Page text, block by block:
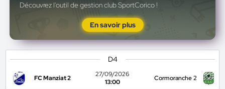
Découvrez l'outil de gestion club SportCorico !
En savoir plus
D4
FC Manziat 2
27/09/2026
13:00
Cormoranche 2